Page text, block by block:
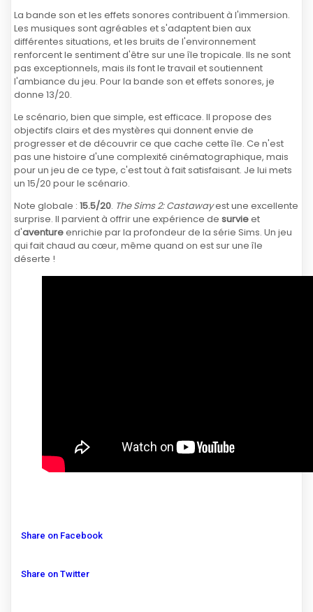
La bande son et les effets sonores contribuent à l'immersion.
Les musiques sont agréables et s'adaptent bien aux
différentes situations, et les bruits de l'environnement
renforcent le sentiment d'être sur une île tropicale. Ils ne sont
pas exceptionnels, mais ils font le travail et soutiennent
l'ambiance du jeu. Pour la bande son et effets sonores, je
donne 13/20.
Le scénario, bien que simple, est efficace. Il propose des
objectifs clairs et des mystères qui donnent envie de
progresser et de découvrir ce que cache cette île. Ce n'est
pas une histoire d'une complexité cinématographique, mais
pour un jeu de ce type, c'est tout à fait satisfaisant. Je lui mets
un 15/20 pour le scénario.
Note globale : 15.5/20. The Sims 2: Castawayest une excellente
surprise. Il parvient à offrir une expérience de survieet
d'aventureenrichie par la profondeur de la série Sims. Un jeu
qui fait chaud au cœur, même quand on est sur une île
déserte !
Share on Facebook
Share on Twitter